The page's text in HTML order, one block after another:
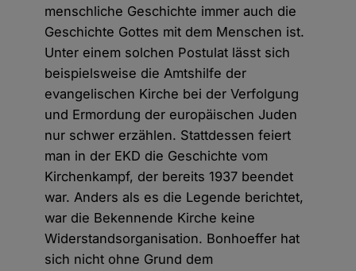
menschliche Geschichte immer auch die
Geschichte Gottes mit dem Menschen ist.
Unter einem solchen Postulat lässt sich
beispielsweise die Amtshilfe der
evangelischen Kirche bei der Verfolgung
und Ermordung der europäischen Juden
nur schwer erzählen. Stattdessen feiert
man in der EKD die Geschichte vom
Kirchenkampf, der bereits 1937 beendet
war. Anders als es die Legende berichtet,
war die Bekennende Kirche keine
Widerstandsorganisation. Bonhoeffer hat
sich nicht ohne Grund dem